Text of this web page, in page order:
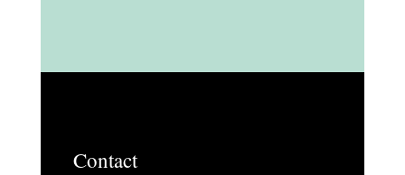
Contact